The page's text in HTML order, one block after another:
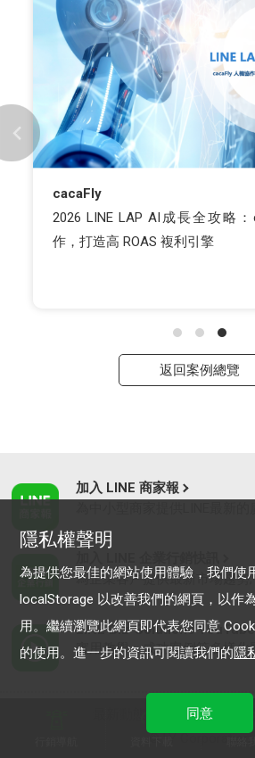
cacaFly
2026 LINE LAP AI成長全攻略
作，打造高 ROAS 複利引擎
返回案例總覽
加入 LINE 商家報
為企業客戶提供最新市場趨勢
LINE Biz-Solutions YouTube
實用教學、成功案例等多樣化
服務條款
© LY Corporation
隱私權聲明
為提供您最佳的網站使用體驗，我們使
localStorage 以改善我們的網頁，以作
用。繼續瀏覽此網頁即代表您同意
的使用。進一步的資訊可閱讀我們的隱
同意